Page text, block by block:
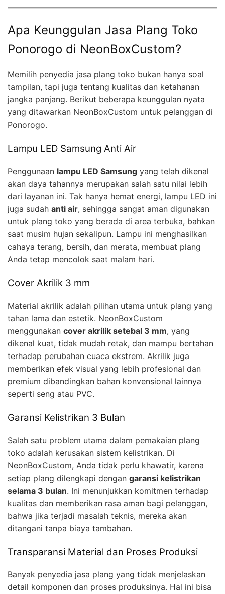
Apa Keunggulan Jasa Plang Toko
Ponorogo di NeonBoxCustom?
Memilih penyedia jasa plang toko bukan hanya soal
tampilan, tapi juga tentang kualitas dan ketahanan
jangka panjang. Berikut beberapa keunggulan nyata
yang ditawarkan NeonBoxCustom untuk pelanggan di
Ponorogo.
Lampu LED Samsung Anti Air
Penggunaan lampu LED Samsung yang telah dikenal
akan daya tahannya merupakan salah satu nilai lebih
dari layanan ini. Tak hanya hemat energi, lampu LED ini
juga sudah anti air, sehingga sangat aman digunakan
untuk plang toko yang berada di area terbuka, bahkan
saat musim hujan sekalipun. Lampu ini menghasilkan
cahaya terang, bersih, dan merata, membuat plang
Anda tetap mencolok saat malam hari.
Cover Akrilik 3 mm
Material akrilik adalah pilihan utama untuk plang yang
tahan lama dan estetik. NeonBoxCustom
menggunakan cover akrilik setebal 3 mm, yang
dikenal kuat, tidak mudah retak, dan mampu bertahan
terhadap perubahan cuaca ekstrem. Akrilik juga
memberikan efek visual yang lebih profesional dan
premium dibandingkan bahan konvensional lainnya
seperti seng atau PVC.
Garansi Kelistrikan 3 Bulan
Salah satu problem utama dalam pemakaian plang
toko adalah kerusakan sistem kelistrikan. Di
NeonBoxCustom, Anda tidak perlu khawatir, karena
setiap plang dilengkapi dengan garansi kelistrikan
selama 3 bulan. Ini menunjukkan komitmen terhadap
kualitas dan memberikan rasa aman bagi pelanggan,
bahwa jika terjadi masalah teknis, mereka akan
ditangani tanpa biaya tambahan.
Transparansi Material dan Proses Produksi
Banyak penyedia jasa plang yang tidak menjelaskan
detail komponen dan proses produksinya. Hal ini bisa